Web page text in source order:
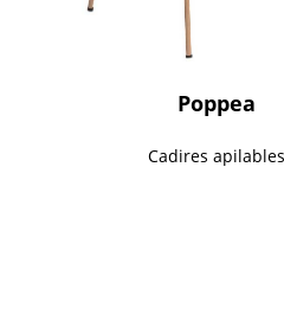
Poppea
Cadires apilables